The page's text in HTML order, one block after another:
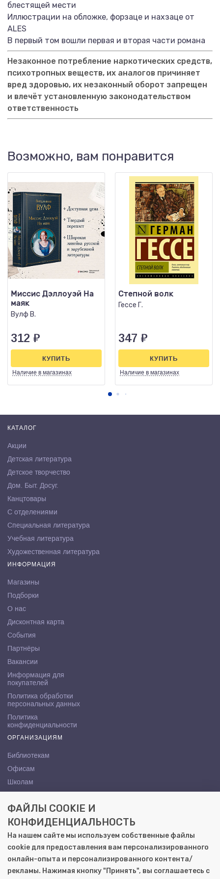
блестящей мести
Иллюстрации на обложке, форзаце и нахзаце от
ALES
В первый том вошли первая и вторая части романа
Незаконное потребление наркотических средств,
психотропных веществ, их аналогов причиняет
вред здоровью, их незаконный оборот запрещен
и влечёт установленную законодательством
ответственность
Возможно, вам понравится
Миссис Дэллоуэй На
маяк
Вулф В.
312 ₽
Наличие в магазинах
КУПИТЬ
Степной волк
Гессе Г.
347 ₽
Наличие в магазинах
КУПИТЬ
КАТАЛОГ
Акции
Детская литература
Детское творчество
Дом. Быт. Досуг.
Канцтовары
С отделениями
Специальная литература
Учебная литература
Художественная литература
ИНФОРМАЦИЯ
Магазины
Подборки
О нас
Дисконтная карта
События
Партнёры
Вакансии
Информация для
покупателей
Политика обработки
персональных данных
Политика
конфиденциальности
ОРГАНИЗАЦИЯМ
Библиотекам
Офисам
Школам
КОНТАКТЫ
Саратов, ул. Осипова, 10А
+7 (8452) 72-65-65
gemera@moya-kniga.ru
ФАЙЛЫ COOKIE И
КОНФИДЕНЦИАЛЬНОСТЬ
На нашем сайте мы используем собственные файлы
cookie для предоставления вам персонализированного
онлайн-опыта и персонализированного контента/
рекламы. Нажимая кнопку "Принять", вы соглашаетесь с